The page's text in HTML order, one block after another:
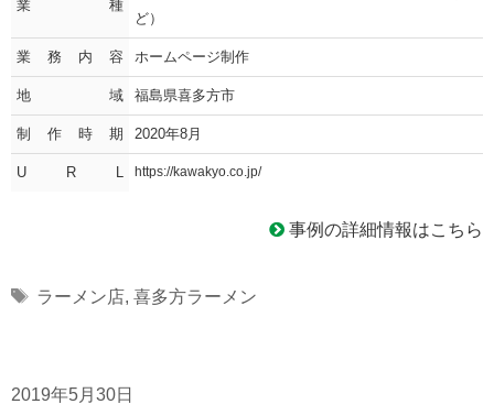
業種
ど）
業務内容 ホームページ制作
地域 福島県喜多方市
制作時期 2020年8月
U R L https://kawakyo.co.jp/
事例の詳細情報はこちら
Tags
ラーメン店, 喜多方ラーメン
2019年5月30日